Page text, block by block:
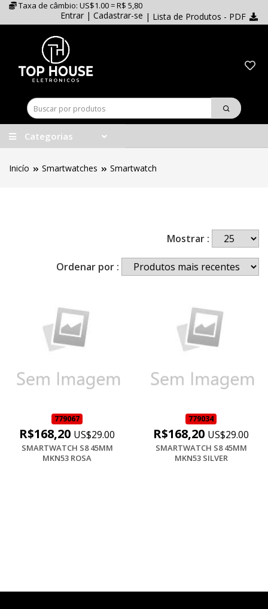
Taxa de câmbio: US$1.00 = R$ 5,80
Entrar | Cadastrar-se | Lista de Produtos - PDF
Categorias
Inicío Smartwatches Smartwatch
Mostrar :
Ordenar por :
779067
R$168,20 US$29.00
SMARTWATCH S8 45MM
MKN53 ROSA
779034
R$168,20 US$29.00
SMARTWATCH S8 45MM
MKN53 SILVER